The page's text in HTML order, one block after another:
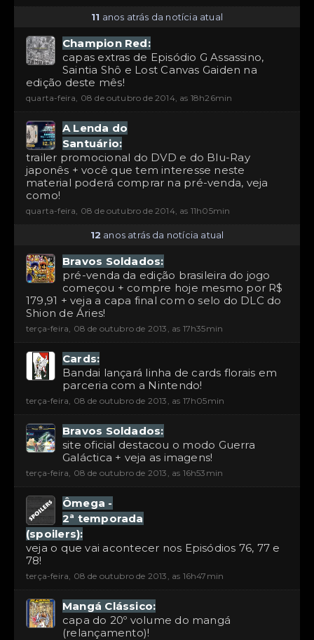
11 anos atrás da notícia atual
Champion Red:
capas extras de Episódio G Assassino,
Saintia Shô e Lost Canvas Gaiden na
edição deste mês!
quarta-feira, 08 de outubro de 2014, as 18h26min
A Lenda do
Santuário:
trailer promocional do DVD e do Blu-Ray
japonês + você que tem interesse neste
material poderá comprar na pré-venda, veja
como!
quarta-feira, 08 de outubro de 2014, as 11h05min
12 anos atrás da notícia atual
Bravos Soldados:
pré-venda da edição brasileira do jogo
começou + compre hoje mesmo por R$
179,91 + veja a capa final com o selo do DLC do
Shion de Áries!
terça-feira, 08 de outubro de 2013, as 17h35min
Cards:
Bandai lançará linha de cards florais em
parceria com a Nintendo!
terça-feira, 08 de outubro de 2013, as 17h05min
Bravos Soldados:
site oficial destacou o modo Guerra
Galáctica + veja as imagens!
terça-feira, 08 de outubro de 2013, as 16h53min
Ômega -
2ª temporada
(spoilers):
veja o que vai acontecer nos Episódios 76, 77 e
78!
terça-feira, 08 de outubro de 2013, as 16h47min
Mangá Clássico:
capa do 20º volume do mangá
(relançamento)!